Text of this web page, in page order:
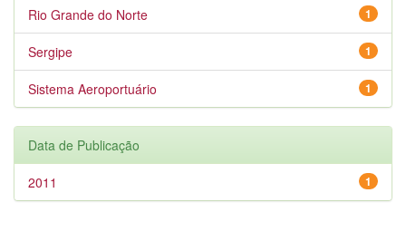
1
Rio Grande do Norte
1
Sergipe
1
Sistema Aeroportuário
Data de Publicação
1
2011